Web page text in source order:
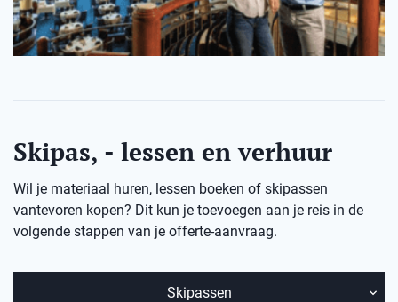
Skipas, - lessen en verhuur
Wil je materiaal huren, lessen boeken of skipassen
vantevoren kopen? Dit kun je toevoegen aan je reis in de
volgende stappen van je offerte-aanvraag.
Skipassen